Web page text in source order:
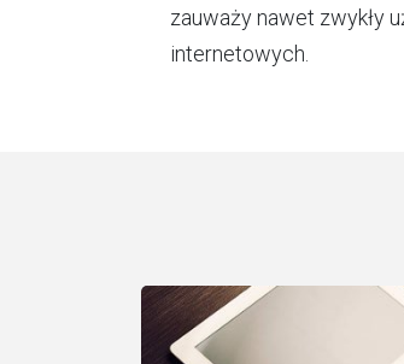
zauważy nawet zwykły
internetowych.